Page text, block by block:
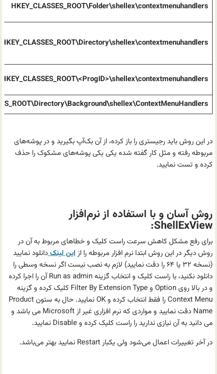
HKEY_CLASSES_ROOT\Folder\shellex\contextmenuhandlers
HKEY_CLASSES_ROOT\Directory\shellex\contextmenuhandlers
HKEY_CLASSES_ROOT\<ProgID>\shellex\contextmenuhandlers
در این روش باید رجیستری را باز کرده، از آن بک‌آپ بگیرید و در پوشه‌های
مربوطه رفته و مثل کار گفته شده یکی یکی پوشه‌های مشکوک را حذف
کرده و تست نمایید.
روش آسان و با استفاده از نرم‌افزار
ShellExView:
برای رفع مشکل کاهش سرعت راست کلیک و خطاهای مربوط به آن در
روش دیگر در این روش ابتدا نرم افزار مربوطه را ازاین لینکدانلود نمایید
(نسخه ۳۲ یا ۶۴ را دقت نمایید) لازم به نصب نیست اگر نسخه وسطی را
دانلود نکنید، با راست کلیک و انتخاب گزینه Run as admin آن را اجرا کرده
و در بالا روی Option و Filter By Extension Type کلیک کرده و گزینه
Context Menu را فقط انتخاب کرده و OK نمایید. حال به ستون Product
Name دقت نمایید و مواردی که نرم افزاری غیر از Microsoft می باشد و
می دانید به آن نیازی ندارید را راست کلیک کرده و Disable نمایید.
در آخر تغییرات اعمال می‌شود ولی یکبار Restart نمایید بهتر می‌باشد.